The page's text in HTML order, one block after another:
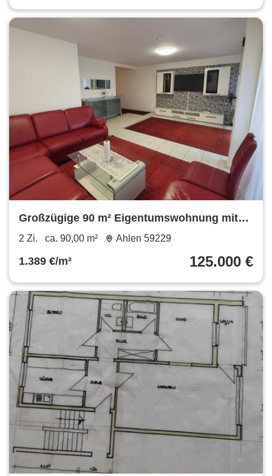
Großzügige 90 m² Eigentumswohnung mit
tollem Weitblick in Ahlen
2 Zi. ca. 90,00 m² Ahlen 59229
1.389 €/m² 125.000 €